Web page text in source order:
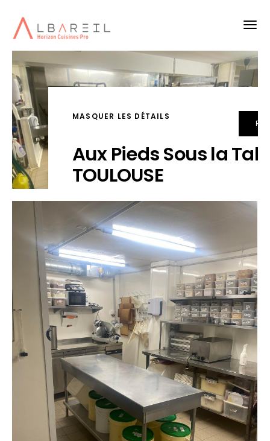
MASQUER LES DÉTAILS
Aux Pieds Sous la
TOULOUSE
VOIR TOUTES LES PHOTOS